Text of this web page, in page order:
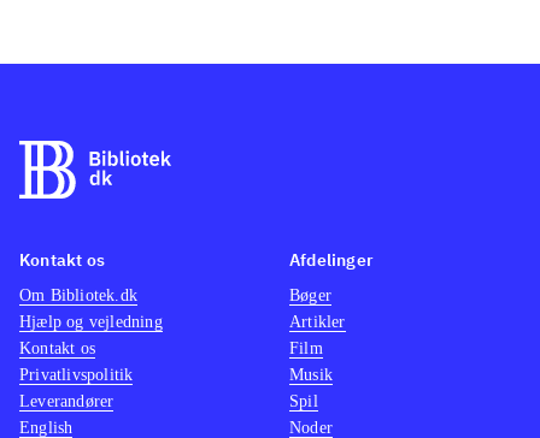
Kontakt os
Om Bibliotek.dk
Hjælp og vejledning
Kontakt os
Privatlivspolitik
Leverandører
English
Afdelinger
Bøger
Artikler
Film
Musik
Spil
Noder